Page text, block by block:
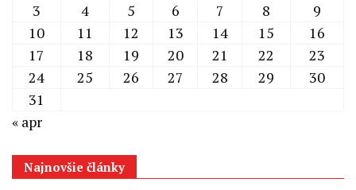
« apr
3
4 5 6 7 8
9
10
11 12 13 14 15
16
17
18 19 20 21 22
23
24
25 26 27 28 29
30
31
Najnovšie články